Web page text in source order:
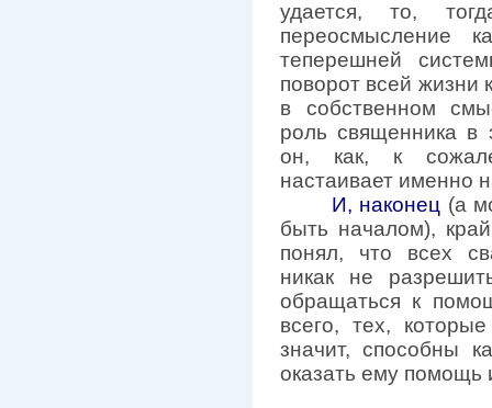
удается, то,
переосмысление
теперешней
поворот всей жизни
в собственном
роль священника в
он, как, к
настаивает именно
И, наконец (а
быть началом),
понял, что всех
никак не
обращаться к
всего, тех,
значит, способны
оказать ему помощь